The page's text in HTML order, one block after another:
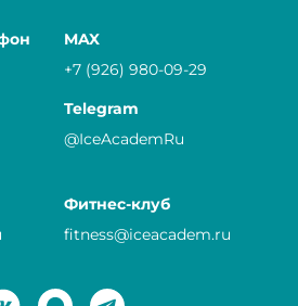
MAX
+7 (926) 980‑09‑29
Telegram
@IceAcademRu
Фитнес-клуб
fitness@iceacadem.ru